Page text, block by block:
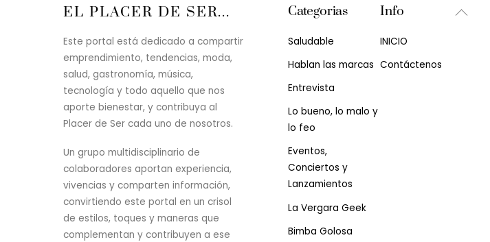
Back
EL PLACER DE SER...
Este portal está dedicado a compartir
emprendimiento, tendencias, moda,
salud, gastronomía, música,
tecnología y todo aquello que nos
aporte bienestar, y contribuya al
Placer de Ser cada uno de nosotros.
Un grupo multidisciplinario de
colaboradores aportan experiencia,
vivencias y comparten información,
convirtiendo este portal en un crisol
de estilos, toques y maneras que
complementan y contribuyen a ese
Categorias
Saludable
Hablan las marcas
Entrevista
Lo bueno, lo malo y
lo feo
Eventos,
Conciertos y
Lanzamientos
La Vergara Geek
Bimba Golosa
Info
INICIO
Contáctenos